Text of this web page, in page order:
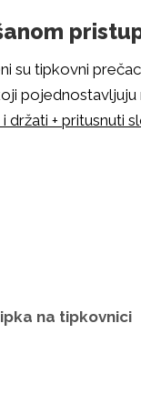
su tipkovni
pojednostavljuju
+
na tipkovnici